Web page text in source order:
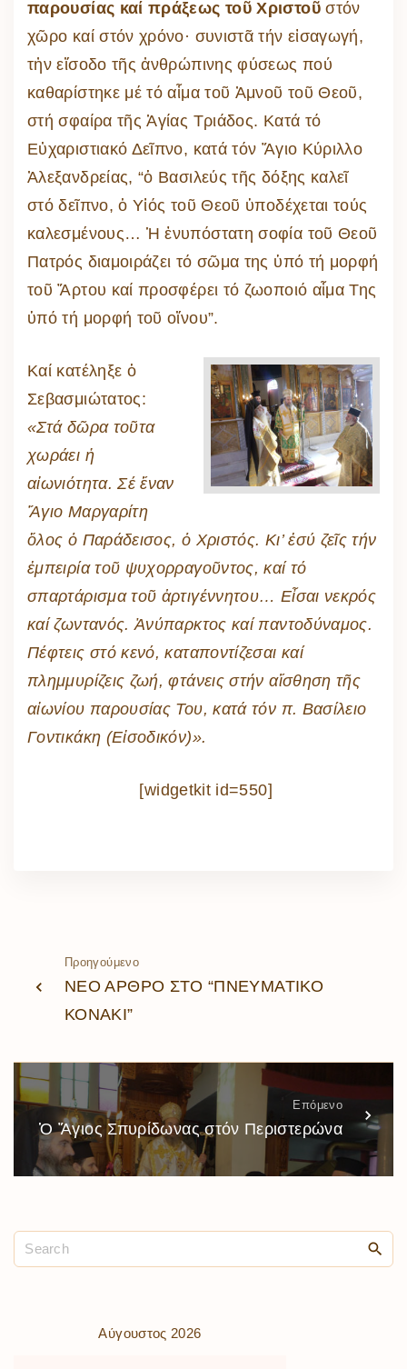
παρουσίας καί πράξεως τοῦ Χριστοῦστόν
χῶρο καί στόν χρόνο· συνιστᾶ τήν εἰσαγωγή,
τἠν εἴσοδο τῆς ἀνθρώπινης φύσεως πού
καθαρίστηκε μέ τό αἷμα τοῦ Ἀμνοῦ τοῦ Θεοῦ,
στή σφαίρα τῆς Ἁγίας Τριάδος. Κατά τό
Εὐχαριστιακό Δεῖπνο, κατά τόν Ἅγιο Κύριλλο
Ἀλεξανδρείας, “ὁ Βασιλεύς τῆς δόξης καλεῖ
στό δεῖπνο, ὁ Υἱός τοῦ Θεοῦ ὑποδέχεται τούς
καλεσμένους… Ἡ ἐνυπόστατη σοφία τοῦ Θεοῦ
Πατρός διαμοιράζει τό σῶμα της ὑπό τή μορφή
τοῦ Ἄρτου καί προσφέρει τό ζωοποιό αἷμα Της
ὑπό τή μορφή τοῦ οἴνου”.
Καί κατέληξε ὁ
Σεβασμιώτατος:
«Στά δῶρα τοῦτα
χωράει ἡ
αἰωνιότητα. Σέ ἕναν
Ἅγιο Μαργαρίτη
ὅλος ὁ Παράδεισος, ὁ Χριστός. Κι’ ἐσύ ζεῖς τήν
ἐμπειρία τοῦ ψυχορραγοῦντος, καί τό
σπαρτάρισμα τοῦ ἀρτιγέννητου… Εἶσαι νεκρός
καί ζωντανός. Ἀνύπαρκτος καί παντοδύναμος.
Πέφτεις στό κενό, καταποντίζεσαι καί
πλημμυρίζεις ζωή, φτάνεις στήν αἴσθηση τῆς
αἰωνίου παρουσίας Του, κατά τόν π. Βασίλειο
Γοντικάκη (Εἰσοδικόν)».
[widgetkit id=550]
Προηγούμενο
ΝΕΟ ΑΡΘΡΟ ΣΤΟ “ΠΝΕΥΜΑΤΙΚΟ
ΚΟΝΑΚΙ”
Επόμενο
Ὁ Ἅγιος Σπυρίδωνας στόν Περιστερώνα
Αύγουστος 2026